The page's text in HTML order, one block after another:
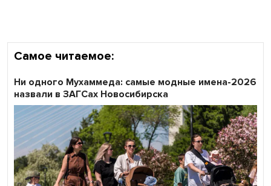
Самое читаемое:
Ни одного Мухаммеда: самые модные имена-2026
назвали в ЗАГСах Новосибирска